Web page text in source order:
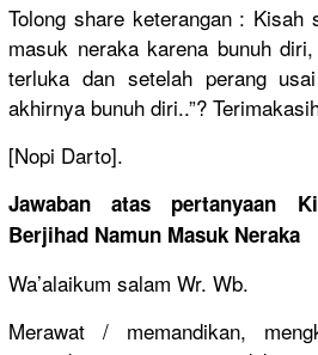
Tolong share keterangan : Kisah
masuk neraka karena bunuh
terluka dan setelah perang
akhirnya bunuh diri..”?
[Nopi Darto].
Jawaban atas pertanyaan
Berjihad Namun Masuk Neraka
Wa’alaikum salam Wr. Wb.
Merawat / memandikan,